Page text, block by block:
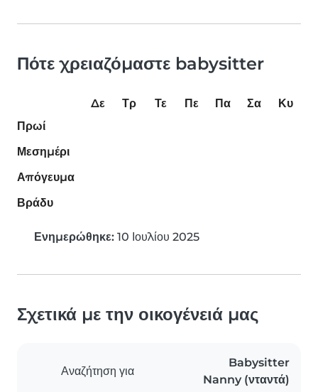
Πότε χρειαζόμαστε babysitter
Δε Τρ Τε Πε Πα Σα
Κυ
Πρωί
Μεσημέρι
Απόγευμα
Βράδυ
Ενημερώθηκε: 10 Ιουλίου 2025
Σχετικά με την οικογένειά μας
Αναζήτηση για
Babysitter
Nanny (νταντά)